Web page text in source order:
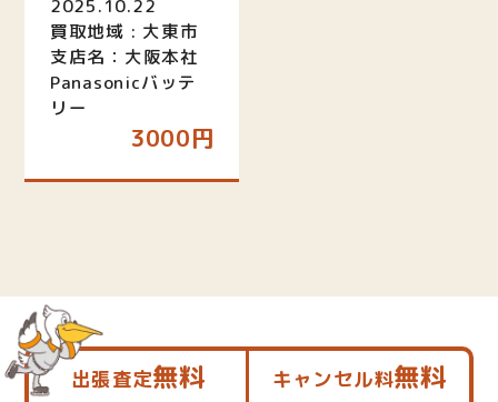
2025.10.22
買取地域 : 大東市
支店名：大阪本社
Panasonicバッテ
リー
3000円
出張査定無料 キャンセル料無料